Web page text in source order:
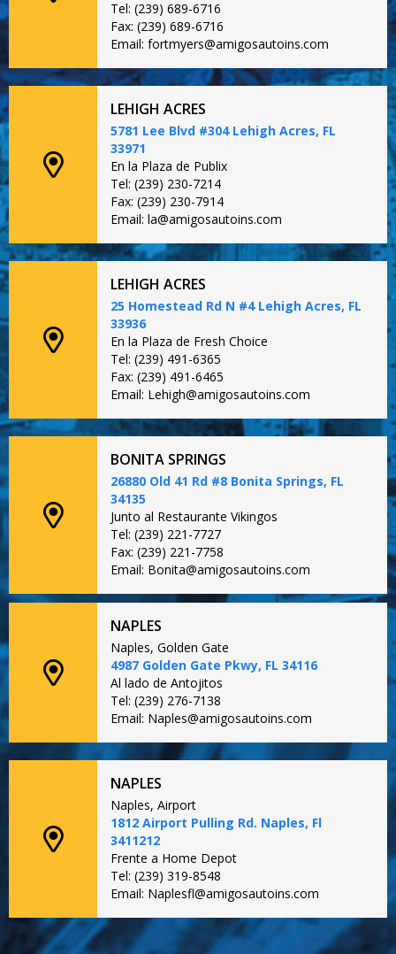
Tel: (239) 689-6716
Fax: (239) 689-6716
Email: fortmyers@amigosautoins.com
LEHIGH ACRES
5781 Lee Blvd #304 Lehigh Acres, FL
33971
En la Plaza de Publix
Tel: (239) 230-7214
Fax: (239) 230-7914
Email: la@amigosautoins.com
LEHIGH ACRES
25 Homestead Rd N #4 Lehigh Acres, FL
33936
En la Plaza de Fresh Choice
Tel: (239) 491-6365
Fax: (239) 491-6465
Email: Lehigh@amigosautoins.com
BONITA SPRINGS
26880 Old 41 Rd #8 Bonita Springs, FL
34135
Junto al Restaurante Vikingos
Tel: (239) 221-7727
Fax: (239) 221-7758
Email: Bonita@amigosautoins.com
NAPLES
Naples, Golden Gate
4987 Golden Gate Pkwy, FL 34116
Al lado de Antojitos
Tel: (239) 276-7138
Email: Naples@amigosautoins.com
NAPLES
Naples, Airport
1812 Airport Pulling Rd. Naples, Fl
3411212
Frente a Home Depot
Tel: (239) 319-8548
Email: Naplesfl@amigosautoins.com